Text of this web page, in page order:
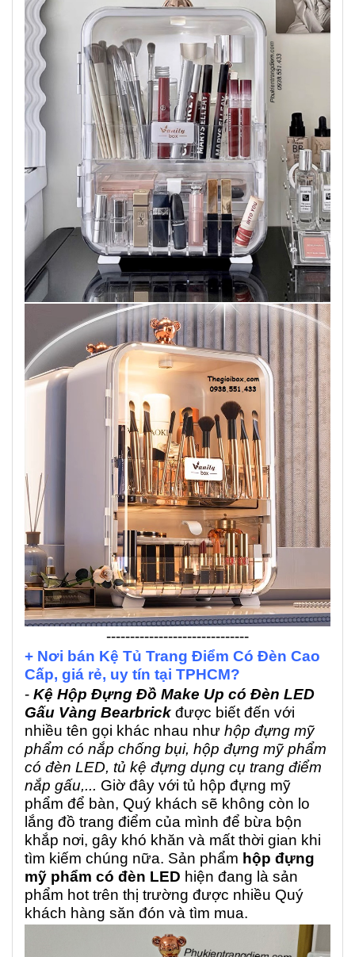
------------------------------
+ Nơi bán Kệ Tủ Trang Điểm Có Đèn Cao
Cấp, giá rẻ, uy tín tại TPHCM?
- Kệ Hộp Đựng Đồ Make Up có Đèn LED
Gấu Vàng Bearbrick được biết đến với
nhiều tên gọi khác nhau như hộp đựng mỹ
phẩm có nắp chống bụi, hộp đựng mỹ phẩm
có đèn LED, tủ kệ đựng dụng cụ trang điểm
nắp gấu,... Giờ đây với tủ hộp đựng mỹ
phẩm để bàn, Quý khách sẽ không còn lo
lắng đồ trang điểm của mình để bừa bộn
khắp nơi, gây khó khăn và mất thời gian khi
tìm kiếm chúng nữa. Sản phẩm hộp đựng
mỹ phẩm có đèn LED hiện đang là sản
phẩm hot trên thị trường được nhiều Quý
khách hàng săn đón và tìm mua.